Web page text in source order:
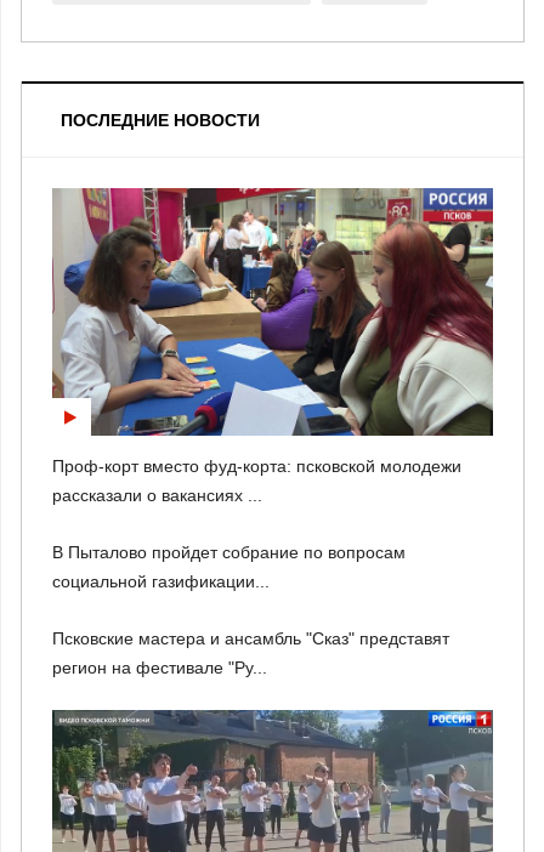
ПОСЛЕДНИЕ НОВОСТИ
Проф-корт вместо фуд-корта: псковской молодежи
рассказали о вакансиях ...
В Пыталово пройдет собрание по вопросам
социальной газификации...
Псковские мастера и ансамбль "Сказ" представят
регион на фестивале "Ру...